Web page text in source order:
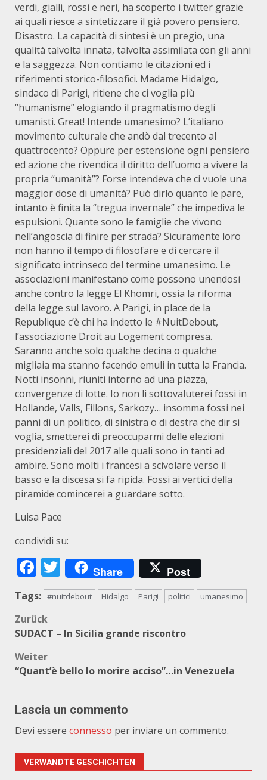
verdi, gialli, rossi e neri, ha scoperto i twitter grazie
ai quali riesce a sintetizzare il già povero pensiero.
Disastro. La capacità di sintesi è un pregio, una
qualità talvolta innata, talvolta assimilata con gli anni
e la saggezza. Non contiamo le citazioni ed i
riferimenti storico-filosofici. Madame Hidalgo,
sindaco di Parigi, ritiene che ci voglia più
“humanisme” elogiando il pragmatismo degli
umanisti. Great! Intende umanesimo? L’italiano
movimento culturale che andò dal trecento al
quattrocento? Oppure per estensione ogni pensiero
ed azione che rivendica il diritto dell’uomo a vivere la
propria “umanità”? Forse intendeva che ci vuole una
maggior dose di umanità? Può dirlo quanto le pare,
intanto è finita la “tregua invernale” che impediva le
espulsioni. Quante sono le famiglie che vivono
nell’angoscia di finire per strada? Sicuramente loro
non hanno il tempo di filosofare e di cercare il
significato intrinseco del termine umanesimo. Le
associazioni manifestano come possono unendosi
anche contro la legge El Khomri, ossia la riforma
della legge sul lavoro. A Parigi, in place de la
Republique c’è chi ha indetto le #NuitDebout,
l’associazione Droit au Logement compresa.
Saranno anche solo qualche decina o qualche
migliaia ma stanno facendo emuli in tutta la Francia.
Notti insonni, riuniti intorno ad una piazza,
convergenze di lotte. Io non li sottovaluterei fossi in
Hollande, Valls, Fillons, Sarkozy… insomma fossi nei
panni di un politico, di sinistra o di destra che dir si
voglia, smetterei di preoccuparmi delle elezioni
presidenziali del 2017 alle quali sono in tanti ad
ambire. Sono molti i francesi a scivolare verso il
basso e la discesa si fa ripida. Fossi ai vertici della
piramide comincerei a guardare sotto.
Luisa Pace
condividi su:
Facebook
Twitter
Share Post
Tags: #nuitdebout Hidalgo Parigi politici umanesimo
Beitragsnavigation
Zurück
SUDACT – In Sicilia grande riscontro
Weiter
“Quant’è bello lo morire acciso”…in Venezuela
Lascia un commento
Devi essere connesso per inviare un commento.
VERWANDTE GESCHICHTEN